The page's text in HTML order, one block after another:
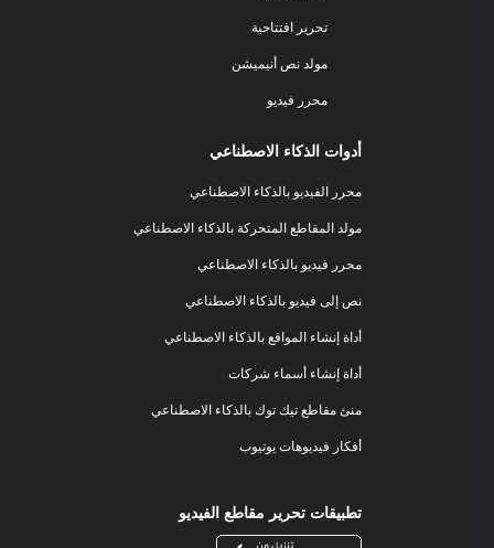
تحرير افتتاحية
مولد نص أنيميشن
محرر فيديو
أدوات الذكاء الاصطناعي
محرر الفيديو بالذكاء الاصطناعي
مولد المقاطع المتحركة بالذكاء الاصطناعي
محرر فيديو بالذكاء الاصطناعي
نص إلى فيديو بالذكاء الاصطناعي
أداة إنشاء المواقع بالذكاء الاصطناعي
أداة إنشاء أسماء شركات
منئ مقاطع تيك توك بالذكاء الاصطناعي
أفكار فيديوهات يوتيوب
تطبيقات تحرير مقاطع الفيديو